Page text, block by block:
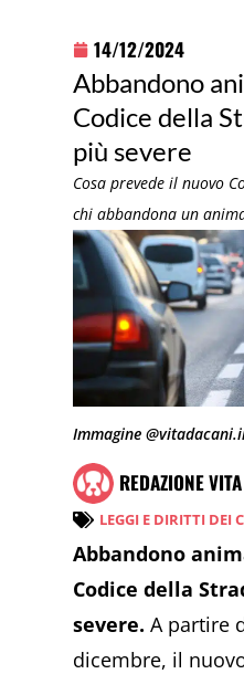
14/12/2024
Abbandono
Codice della
più severe
Cosa prevede il nuovo
chi abbandona un
Immagine
REDAZIONE
LEGGI E DIRITTI DEI
Abbandono
Codice della
severe.A partire
dicembre, il